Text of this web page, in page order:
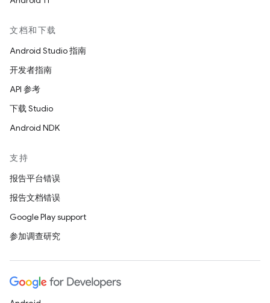
文档和下载
Android Studio 指南
开发者指南
API 参考
下载 Studio
Android NDK
支持
报告平台错误
报告文档错误
Google Play support
参加调查研究